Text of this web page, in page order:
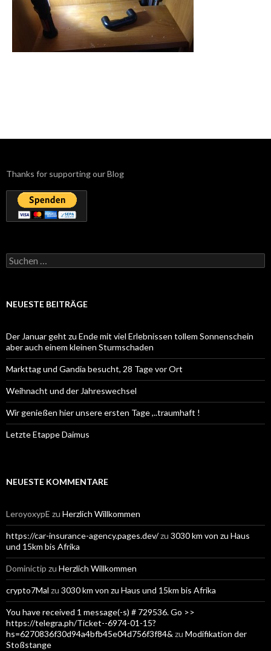
Thanks for supporting our Blog
Suchen
nach:
NEUESTE BEITRÄGE
Der Januar geht zu Ende mit viel Erlebnissen tollem Sonnenschein
aber auch einem kleinen Sturmschaden
Markttag und Gandia besucht, 28 Tage vor Ort
Weihnacht und der Jahreswechsel
Wir genießen hier unsere ersten Tage ,..traumhaft !
Letzte Etappe Daimus
NEUESTE KOMMENTARE
LeroyoxypE zu Herzlich Willkommen
https://car-insurance-agency.pages.dev/zu 3030 km von zu Haus
und 15km bis Afrika
Dominictip zu Herzlich Willkommen
crypto7Mal zu 3030 km von zu Haus und 15km bis Afrika
You have received 1 message(-s) # 729536. Go >>
https://telegra.ph/Ticket--6974-01-15?
hs=6270836f30d94a4bfb45e04d756f3f84& zu Modifikation der
Stoßstange